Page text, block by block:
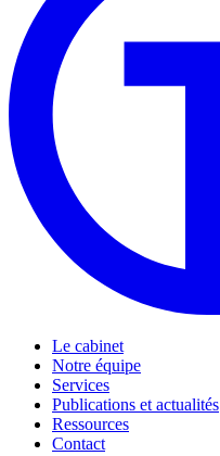
Le cabinet
Notre équipe
Services
Publications et actualités
Ressources
Contact